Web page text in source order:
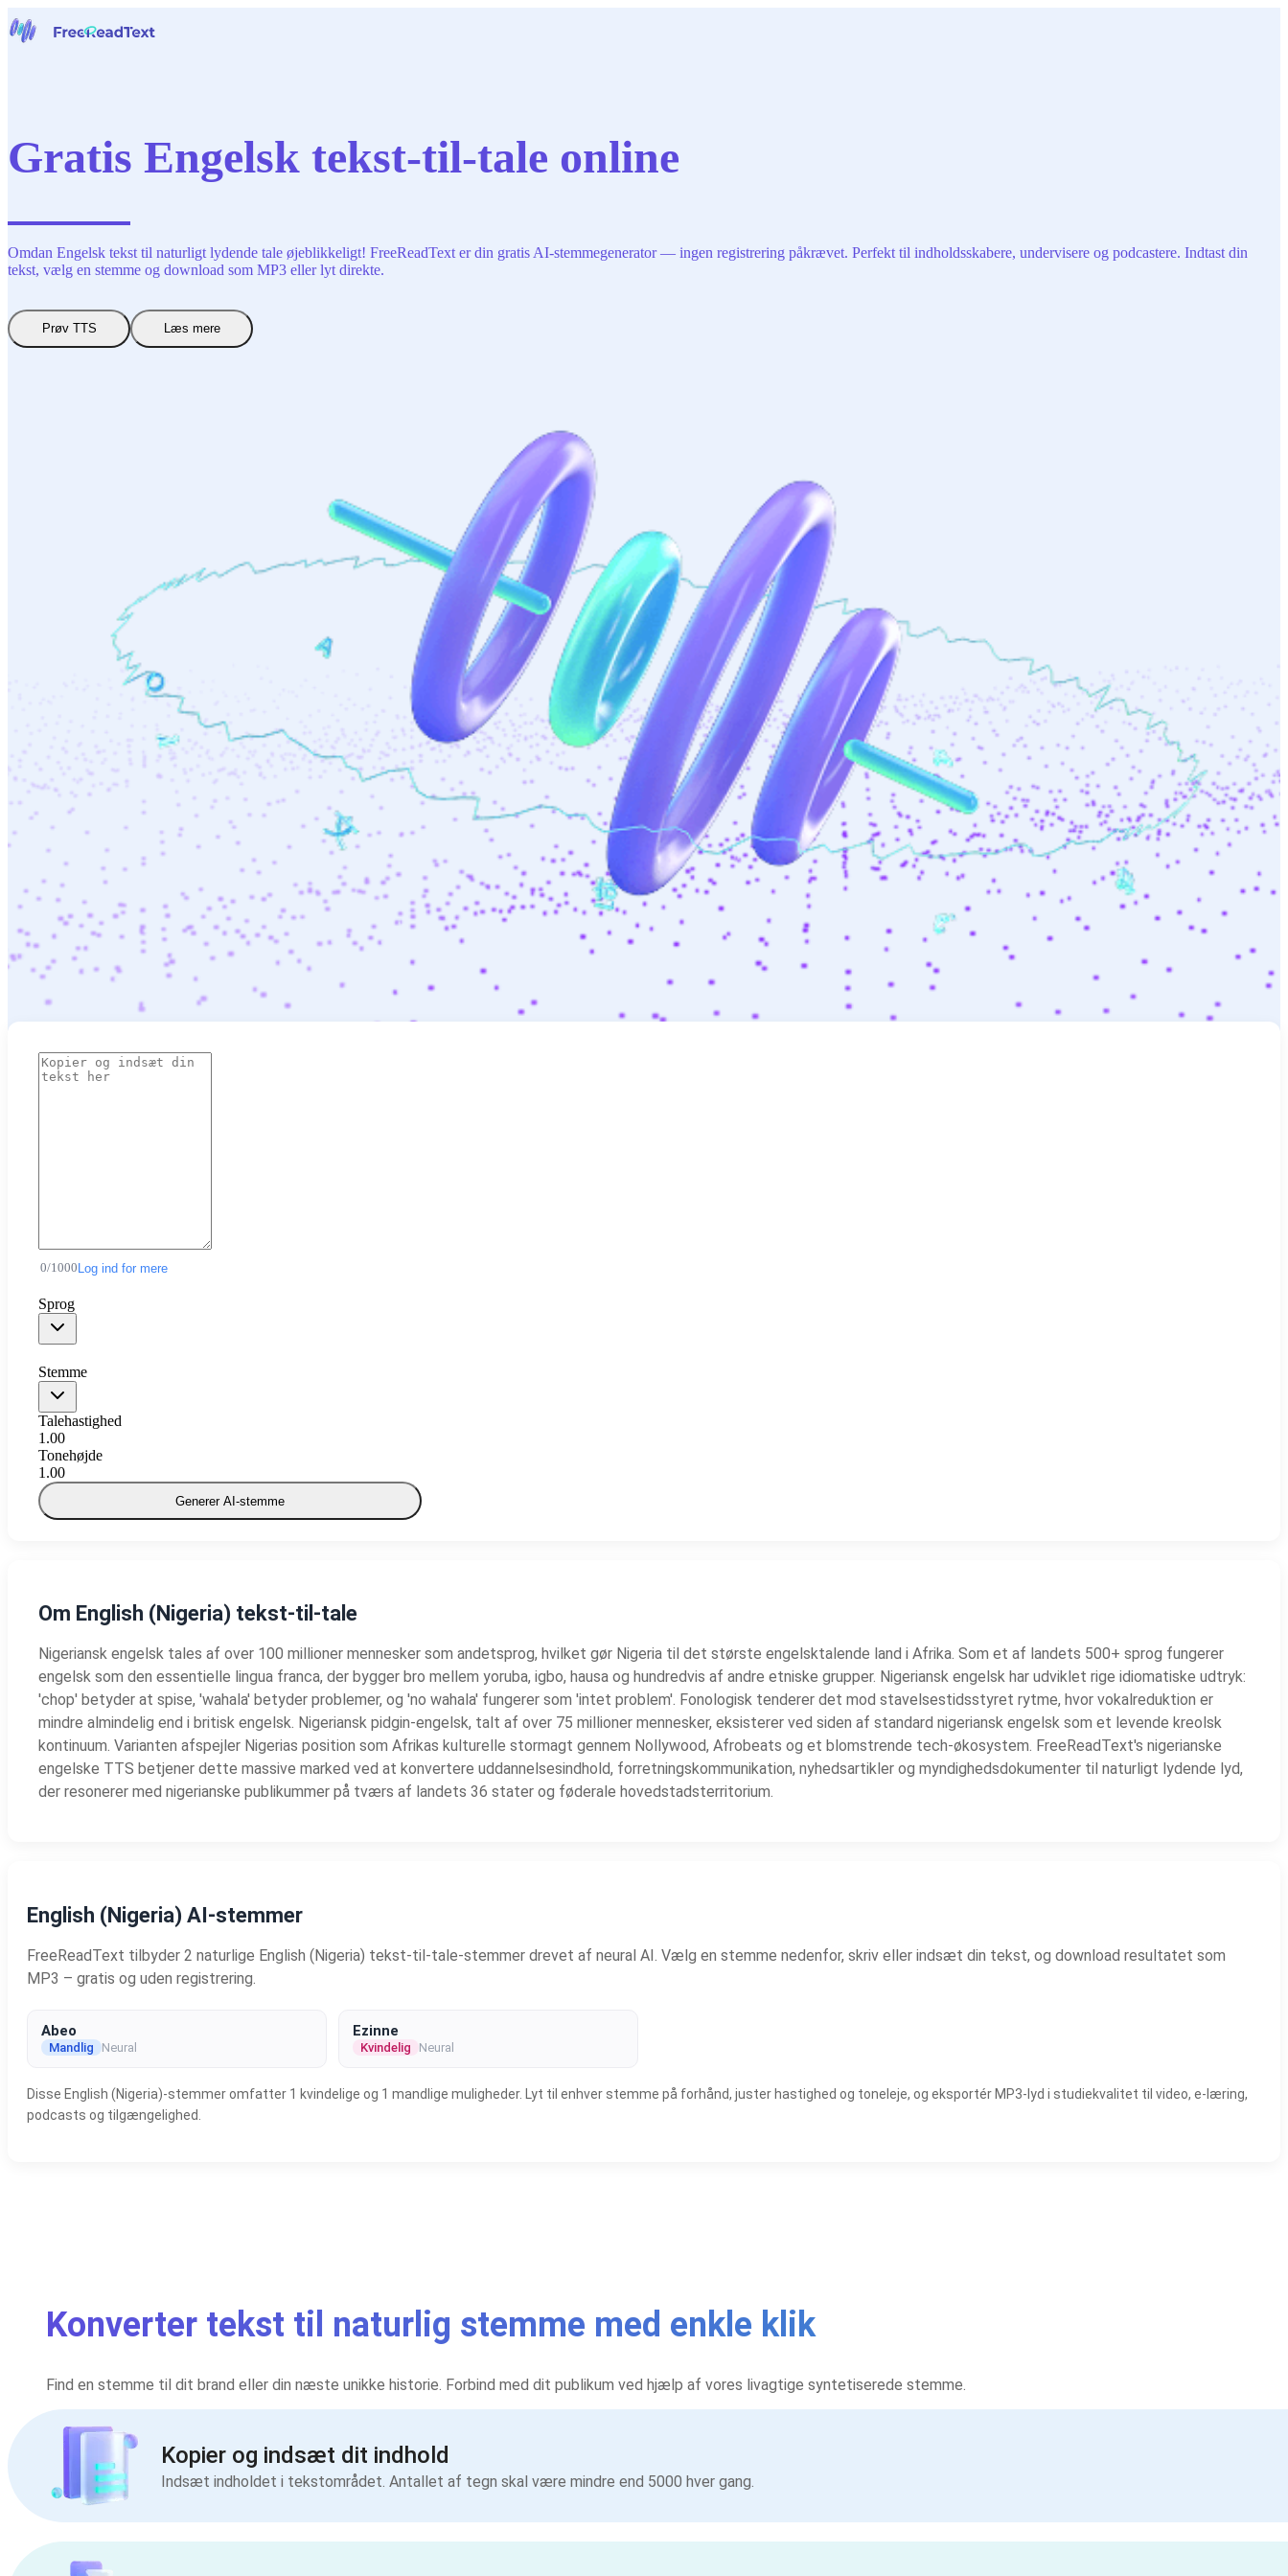
Priser
Kontakt os
Gratis Engelsk tekst-til-tale online
Omdan Engelsk tekst til naturligt lydende tale øjeblikkeligt! FreeReadText er din gratis AI-stemmegenerator — ingen registrering påkrævet. Perfekt til indholdsskabere, undervisere og podcastere. Indtast din
tekst, vælg en stemme og download som MP3 eller lyt direkte.
Prøv TTS Læs mere
0/1000Log ind for mere
Sprog
Stemme
Talehastighed
1.00
Tonehøjde
1.00
Generer AI-stemme
Om English (Nigeria) tekst-til-tale
Nigeriansk engelsk tales af over 100 millioner mennesker som andetsprog, hvilket gør Nigeria til det største engelsktalende land i Afrika. Som et af landets 500+ sprog fungerer
engelsk som den essentielle lingua franca, der bygger bro mellem yoruba, igbo, hausa og hundredvis af andre etniske grupper. Nigeriansk engelsk har udviklet rige idiomatiske udtryk:
'chop' betyder at spise, 'wahala' betyder problemer, og 'no wahala' fungerer som 'intet problem'. Fonologisk tenderer det mod stavelsestidsstyret rytme, hvor vokalreduktion er
mindre almindelig end i britisk engelsk. Nigeriansk pidgin-engelsk, talt af over 75 millioner mennesker, eksisterer ved siden af standard nigeriansk engelsk som et levende kreolsk
kontinuum. Varianten afspejler Nigerias position som Afrikas kulturelle stormagt gennem Nollywood, Afrobeats og et blomstrende tech-økosystem. FreeReadText's nigerianske
engelske TTS betjener dette massive marked ved at konvertere uddannelsesindhold, forretningskommunikation, nyhedsartikler og myndighedsdokumenter til naturligt lydende lyd,
der resonerer med nigerianske publikummer på tværs af landets 36 stater og føderale hovedstadsterritorium.
English (Nigeria) AI-stemmer
FreeReadText tilbyder 2 naturlige English (Nigeria) tekst-til-tale-stemmer drevet af neural AI. Vælg en stemme nedenfor, skriv eller indsæt din tekst, og download resultatet som
MP3 – gratis og uden registrering.
Abeo
Mandlig Neural
Ezinne
Kvindelig Neural
Disse English (Nigeria)-stemmer omfatter 1 kvindelige og 1 mandlige muligheder. Lyt til enhver stemme på forhånd, juster hastighed og toneleje, og eksportér MP3-lyd i studiekvalitet til video, e-læring,
podcasts og tilgængelighed.
Konverter tekst til naturlig stemme med enkle klik
Find en stemme til dit brand eller din næste unikke historie. Forbind med dit publikum ved hjælp af vores livagtige syntetiserede stemme.
Kopier og indsæt dit indhold
Indsæt indholdet i tekstområdet. Antallet af tegn skal være mindre end 5000 hver gang.